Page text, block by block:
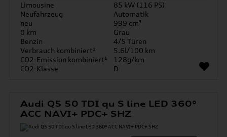
Limousine
85 kW (116 PS)
Neufahrzeug
Automatik
neu
999 cm³
0 km
Grau
Benzin
4/5 Türen
Verbrauch kombiniert¹
5.6l/100 km
CO2-Emission kombiniert¹
128g/km
CO2-Klasse
D
Audi Q5 50 TDI qu S line LED 360°
ACC NAVI+ PDC+ SHZ